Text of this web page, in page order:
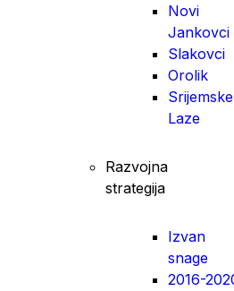
Novi
Jankovci
Slakovci
Orolik
Srijemske
Laze
Razvojna
strategija
Izvan
snage
2016-